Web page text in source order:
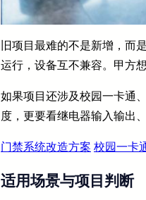
旧项目最难的不是新增，而
运行，设备互不兼容。甲方
如果项目还涉及校园一卡通
度，更要看继电器输入输出
门禁系统改造方案 校园一卡
适用场景与项目判断